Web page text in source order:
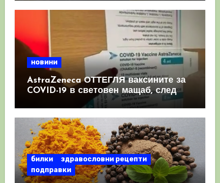
новини
AstraZeneca ОТТЕГЛЯ ваксините за
COVID-19 в световен мащаб, след
като призна, че те причиняват
билки
здравословни рецепти
подправки